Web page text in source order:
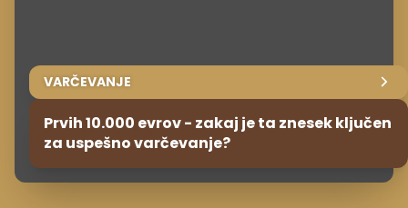
VARČEVANJE
Prvih 10.000 evrov - zakaj je ta znesek ključen
za uspešno varčevanje?